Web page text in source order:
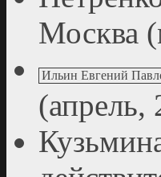
Москва
Ильин Евгений
(апрель,